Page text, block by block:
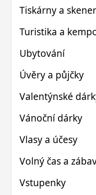
Tiskárny a
Turistika a
Ubytování
Úvěry a půjčky
Valentýnské
Vánoční dárky
Vlasy a účesy
Volný čas a
Vstupenky